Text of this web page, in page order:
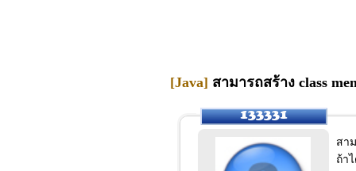
[Java] สามารถสร้าง class
สา
ถ้า